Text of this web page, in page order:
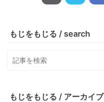
もじをもじる / search
もじをもじる / アーカイブ